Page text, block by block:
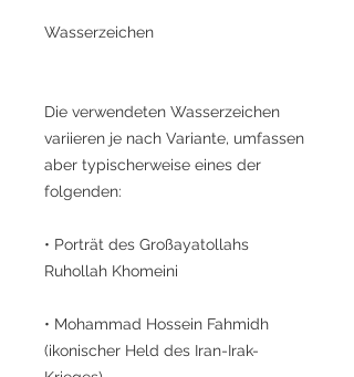
Wasserzeichen
Die verwendeten Wasserzeichen
variieren je nach Variante, umfassen
aber typischerweise eines der
folgenden:
• Porträt des Großayatollahs
Ruhollah Khomeini
• Mohammad Hossein Fahmidh
(ikonischer Held des Iran-Irak-